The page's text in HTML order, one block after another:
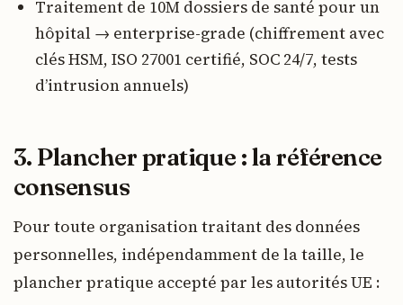
Traitement de 10M dossiers de santé pour un
hôpital → enterprise-grade (chiffrement avec
clés HSM, ISO 27001 certifié, SOC 24/7, tests
d’intrusion annuels)
3. Plancher pratique : la référence
consensus
Pour toute organisation traitant des données
personnelles, indépendamment de la taille, le
plancher pratique accepté par les autorités UE :